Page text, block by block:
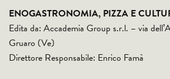
ENOGASTRONOMIA, PIZZA E
Edita da: Accademia Group s.r.l. – via
Gruaro (Ve)
Direttore Responsabile: Enrico Famà